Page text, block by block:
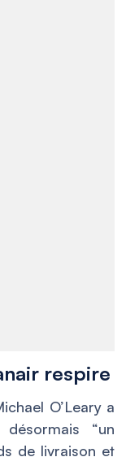
respire
O’Leary a
“un
de livraison et